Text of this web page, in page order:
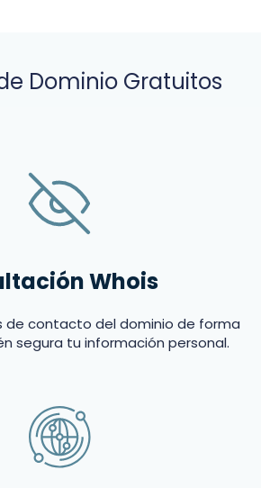
Dominio Gratuitos
Whois
de contacto del dominio de forma
segura tu información personal.